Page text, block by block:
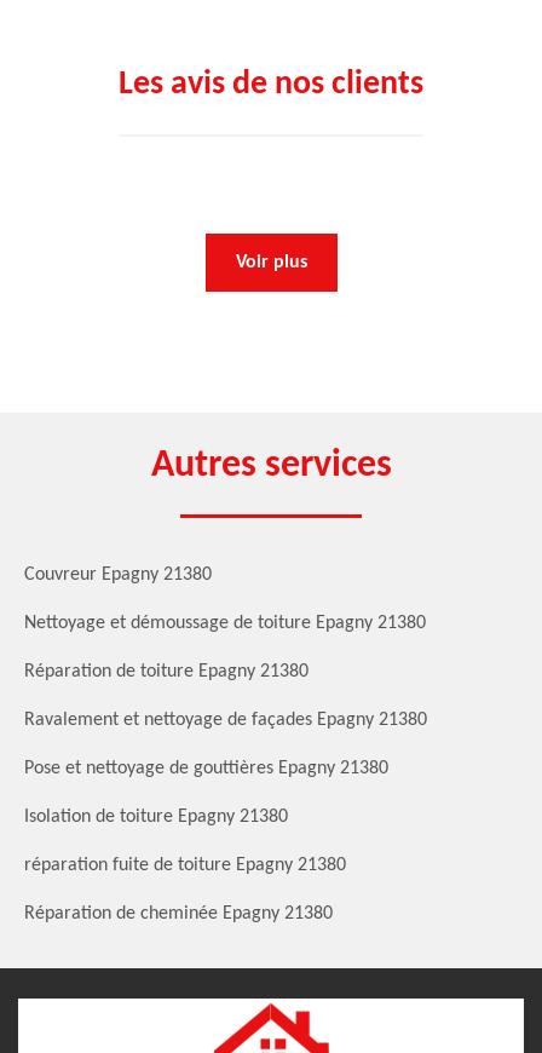
Les avis de nos clients
Voir plus
Autres services
Couvreur Epagny 21380
Nettoyage et démoussage de toiture Epagny 21380
Réparation de toiture Epagny 21380
Ravalement et nettoyage de façades Epagny 21380
Pose et nettoyage de gouttières Epagny 21380
Isolation de toiture Epagny 21380
réparation fuite de toiture Epagny 21380
Réparation de cheminée Epagny 21380